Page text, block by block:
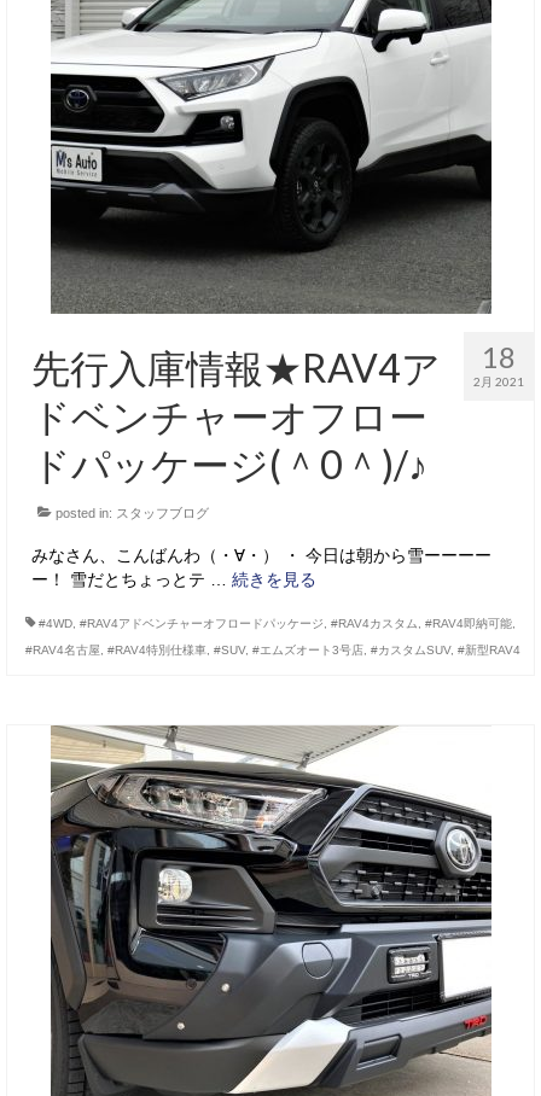
18
2月 2021
先行入庫情報★RAV4ア
ドベンチャーオフロー
ドパッケージ(＾0＾)/♪
posted in: スタッフブログ
みなさん、こんばんわ（・∀・） ・ 今日は朝から雪ーーーー
ー！ 雪だとちょっとテ … 続きを見る
#4WD #RAV4アドベンチャーオフロードパッケージ #RAV4カスタム #RAV4即納可能
#RAV4名古屋
#RAV4特別仕様車 #SUV, #エムズオート3号店 #カスタムSUV, #新型RAV4